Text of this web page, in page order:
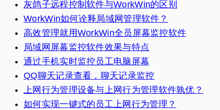
灰鸽子远程控制软件与WorkWin的区别
WorkWin如何诠释局域网管理软件？
高效管理就用WorkWin全员屏幕监控软件
局域网屏幕监控软件效果与特点
通过手机实时监控员工电脑屏幕
QQ聊天记录查看，聊天记录监控
上网行为管理设备与上网行为管理软件孰优？
如何实现一键式的员工上网行为管理？